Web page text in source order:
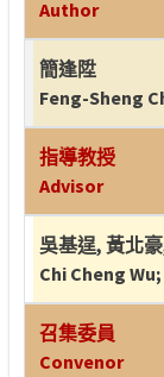
Author
簡逢陞
Feng-Sheng
指導教授
Advisor
吳基逞, 黃北豪
Chi Cheng Wu;
召集委員
Convenor